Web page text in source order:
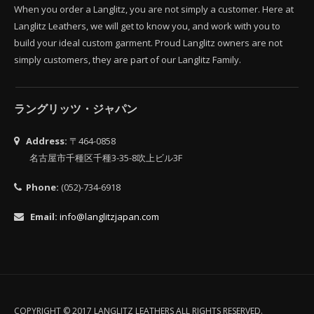
When you order a Langlitz, you are not simply a customer. Here at
Langlitz Leathers, we will get to know you, and work with you to
build your ideal custom garment. Proud Langlitz owners are not
simply customers, they are part of our Langlitz Family.
ラングリッツ・ジャパン
Address: 〒464-0858
名古屋市千種区千種3-35-8吹上ビル3F
Phone: (052)-734-6918
Email: info@langlitzjapan.com
COPYRIGHT © 2017 LANGLITZ LEATHERS ALL RIGHTS RESERVED.